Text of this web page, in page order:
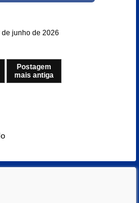
de junho de 2026
Postagem
mais antiga